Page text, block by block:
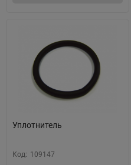
Уплотнитель
Код: 109147